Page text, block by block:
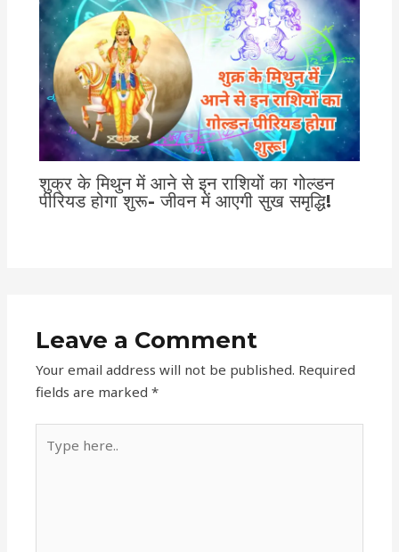
शुक्र के मिथुन में आने से इन राशियों का गोल्डन
पीरियड होगा शुरू- जीवन में आएगी सुख समृद्धि!
Leave a Comment
Your email address will not be published. Required
fields are marked*
here..